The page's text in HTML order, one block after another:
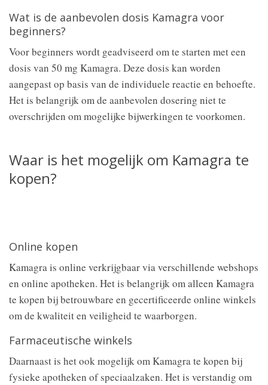
Wat is de aanbevolen dosis Kamagra voor
beginners?
Voor beginners wordt geadviseerd om te starten met een
dosis van 50 mg Kamagra. Deze dosis kan worden
aangepast op basis van de individuele reactie en behoefte.
Het is belangrijk om de aanbevolen dosering niet te
overschrijden om mogelijke bijwerkingen te voorkomen.
Waar is het mogelijk om Kamagra te
kopen?
Online kopen
Kamagra is online verkrijgbaar via verschillende webshops
en online apotheken. Het is belangrijk om alleen Kamagra
te kopen bij betrouwbare en gecertificeerde online winkels
om de kwaliteit en veiligheid te waarborgen.
Farmaceutische winkels
Daarnaast is het ook mogelijk om Kamagra te kopen bij
fysieke apotheken of speciaalzaken. Het is verstandig om